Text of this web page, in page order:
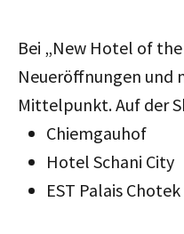
Bei „New Hotel of
Neueröffnungen und
Mittelpunkt. Auf der
Chiemgauhof
Hotel Schani City
EST Palais Chotek